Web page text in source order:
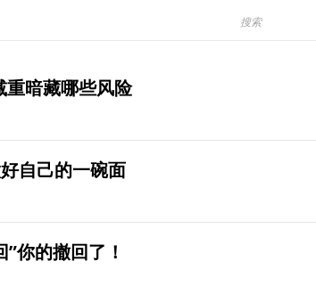
暗藏哪些风险
自己的一碗面
你的撤回了！